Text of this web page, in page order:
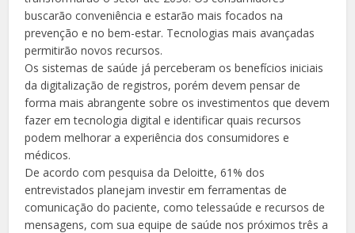
buscarão conveniência e estarão mais focados na
prevenção e no bem-estar. Tecnologias mais avançadas
permitirão novos recursos.
Os sistemas de saúde já perceberam os benefícios iniciais
da digitalização de registros, porém devem pensar de
forma mais abrangente sobre os investimentos que devem
fazer em tecnologia digital e identificar quais recursos
podem melhorar a experiência dos consumidores e
médicos.
De acordo com pesquisa da Deloitte, 61% dos
entrevistados planejam investir em ferramentas de
comunicação do paciente, como telessaúde e recursos de
mensagens, com sua equipe de saúde nos próximos três a